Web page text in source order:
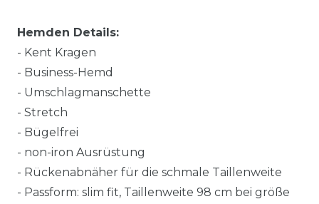
Hemden Details:
- Kent Kragen
- Business-Hemd
- Umschlagmanschette
- Stretch
- Bügelfrei
- non-iron Ausrüstung
- Rückenabnäher für die schmale Taillenweite
- Passform: slim fit, Taillenweite 98 cm bei größe